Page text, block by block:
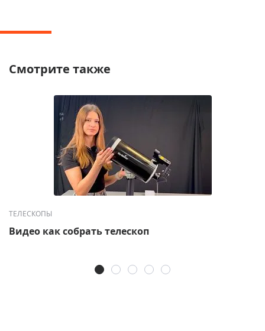
Смотрите также
ТЕЛЕСКОПЫ
Видео как собрать телескоп